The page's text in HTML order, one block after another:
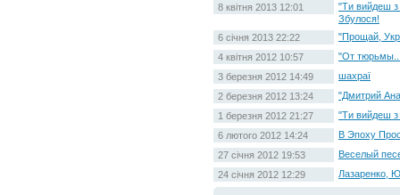
8 квітня 2013 12:01
"Ти вийдеш з
Збулося!
6 січня 2013 22:22
"Прощай,
4 квітня 2012 10:57
"От
3 березня 2012 14:49
шахраї
2 березня 2012 13:24
"Дмитрий
1 березня 2012 21:27
"Ти вийдеш з
6 лютого 2012 14:24
В Эпоху
27 січня 2012 19:53
Веселый
24 січня 2012 12:29
Лазаренко,